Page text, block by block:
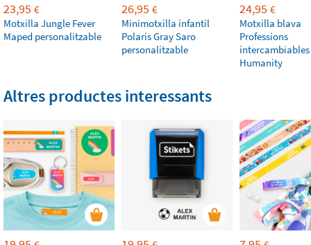
23,95 €
Motxilla Jungle Fever
Maped personalitzable
26,95 €
Minimotxilla infantil
Polaris Gray Saro
personalitzable
24,95 €
Motxilla blava
Professions
intercambiables
Humanity
Altres productes interessants